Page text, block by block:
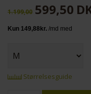
1.199,00 599,50
Størrelsesguide